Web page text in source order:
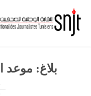
بلاغ: موعد